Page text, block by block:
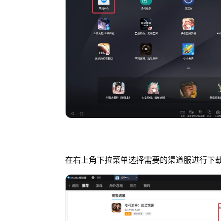
在右上角下拉菜单选择需要的渠道服进行下